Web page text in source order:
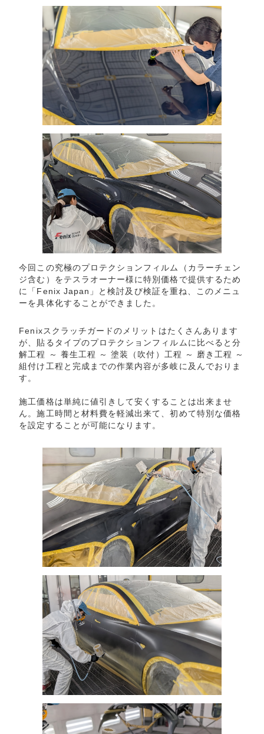
今回この究極のプロテクションフィルム（カラーチェン
ジ含む）をテスラオーナー様に特別価格で提供するため
に「Fenix Japan」と検討及び検証を重ね、このメニュ
ーを具体化することができました。
Fenixスクラッチガードのメリットはたくさんあります
が、貼るタイプのプロテクションフィルムに比べると分
解工程 ～ 養生工程 ～ 塗装（吹付）工程 ～ 磨き工程 ～
組付け工程と完成までの作業内容が多岐に及んでおりま
す。
施工価格は単純に値引きして安くすることは出来ませ
ん。施工時間と材料費を軽減出来て、初めて特別な価格
を設定することが可能になります。